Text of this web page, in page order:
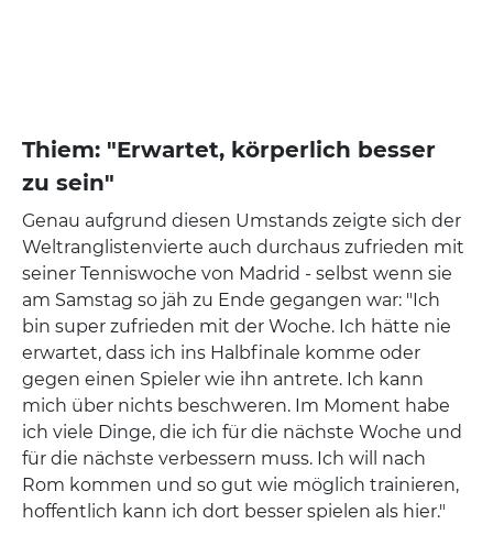
Thiem: "Erwartet, körperlich besser
zu sein"
Genau aufgrund diesen Umstands zeigte sich der
Weltranglistenvierte auch durchaus zufrieden mit
seiner Tenniswoche von Madrid - selbst wenn sie
am Samstag so jäh zu Ende gegangen war: "Ich
bin super zufrieden mit der Woche. Ich hätte nie
erwartet, dass ich ins Halbfinale komme oder
gegen einen Spieler wie ihn antrete. Ich kann
mich über nichts beschweren. Im Moment habe
ich viele Dinge, die ich für die nächste Woche und
für die nächste verbessern muss. Ich will nach
Rom kommen und so gut wie möglich trainieren,
hoffentlich kann ich dort besser spielen als hier."